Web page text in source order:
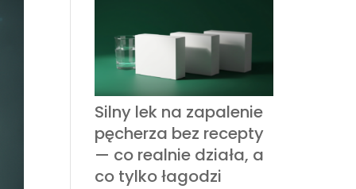
Silny lek na zapalenie
pęcherza bez recepty
— co realnie działa, a
co tylko łagodzi